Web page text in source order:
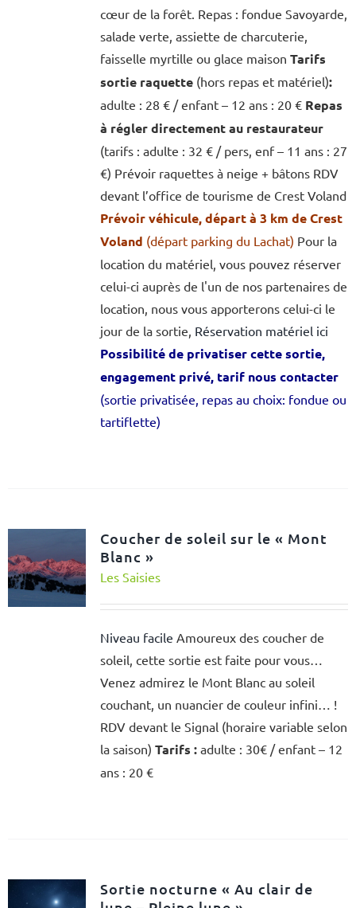
cœur de la forêt. Repas : fondue Savoyarde,
salade verte, assiette de charcuterie,
faisselle myrtille ou glace maison Tarifs
sortie raquette (hors repas et matériel):
adulte : 28 € / enfant – 12 ans : 20 € Repas
à régler directement au restaurateur
(tarifs : adulte : 32 € / pers, enf – 11 ans : 27
€) Prévoir raquettes à neige + bâtons RDV
devant l’office de tourisme de Crest Voland
Prévoir véhicule, départ à 3 km de Crest
Voland (départ parking du Lachat) Pour la
location du matériel, vous pouvez réserver
celui-ci auprès de l'un de nos partenaires de
location, nous vous apporterons celui-ci le
jour de la sortie, Réservation matériel ici
Possibilité de privatiser cette sortie,
engagement privé, tarif nous contacter
(sortie privatisée, repas au choix: fondue ou
tartiflette)
Coucher de soleil sur le « Mont
Blanc »
Les Saisies
Niveau facile Amoureux des coucher de
soleil, cette sortie est faite pour vous…
Venez admirez le Mont Blanc au soleil
couchant, un nuancier de couleur infini… !
RDV devant le Signal (horaire variable selon
la saison) Tarifs :adulte : 30€ / enfant – 12
ans : 20 €
Sortie nocturne « Au clair de